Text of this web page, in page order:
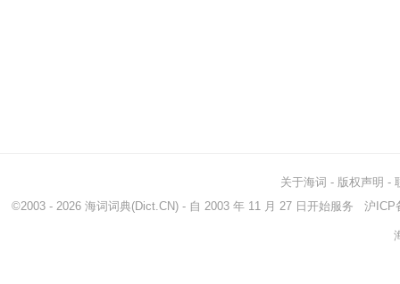
关于海词 - 版权声明 -
©2003 - 2026 海词词典(Dict.CN) - 自 2003 年 11 月 27 日开始服务 沪ICP